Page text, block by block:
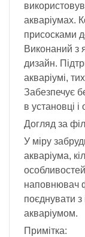
акваріумах.
присосками
Виконаний з
дизайн.
акваріумі,
Забезпечує
в установці і
Догляд за
У міру
акваріума,
наповнювач
поєднувати
акваріумом.
Примітка: